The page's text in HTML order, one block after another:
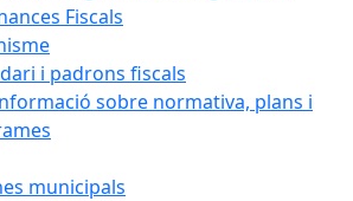
Fiscals
i padrons fiscals
sobre normativa, plans i
municipals